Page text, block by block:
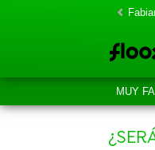
MUY